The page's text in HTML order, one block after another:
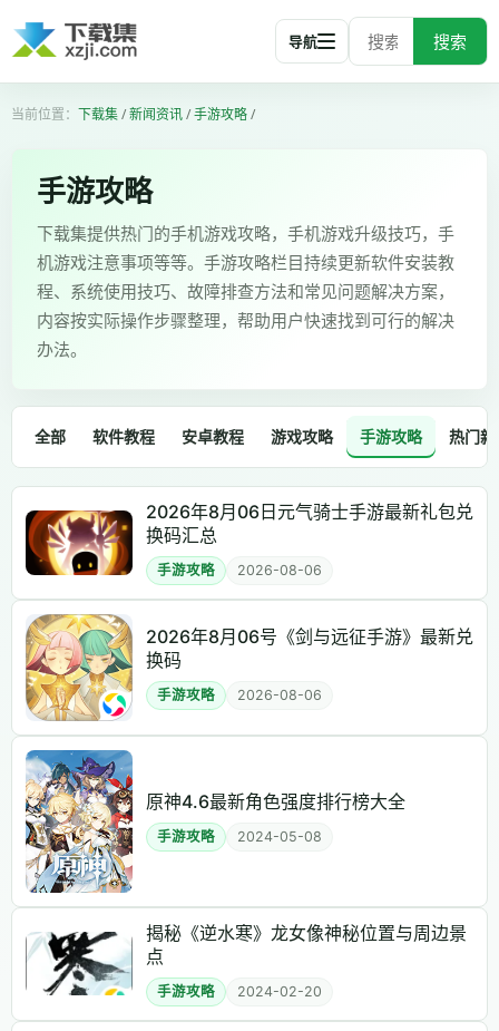
搜索
导航
下载集/新闻资讯/手游攻略/
手游攻略
下载集提供热门的手机游戏攻略，手机游戏升级技巧，手
机游戏注意事项等等。手游攻略栏目持续更新软件安装教
程、系统使用技巧、故障排查方法和常见问题解决方案，
内容按实际操作步骤整理，帮助用户快速找到可行的解决
办法。
全部 软件教程 安卓教程 游戏攻略 手游攻略 热门新
2026年8月06日元气骑士手游最新礼包兑
换码汇总
手游攻略 2026-08-06
2026年8月06号《剑与远征手游》最新兑
换码
手游攻略 2026-08-06
原神4.6最新角色强度排行榜大全
手游攻略 2024-05-08
揭秘《逆水寒》龙女像神秘位置与周边景
点
手游攻略 2024-02-20